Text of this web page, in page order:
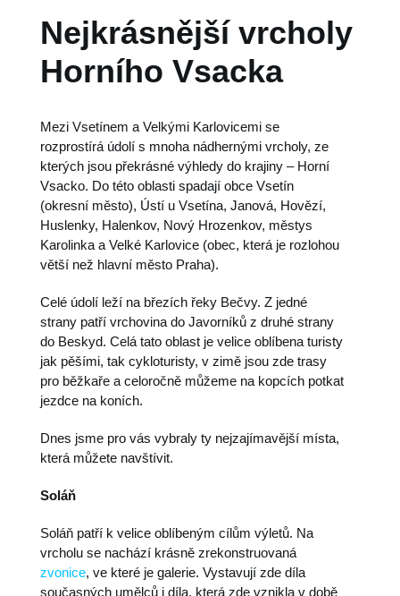
Nejkrásnější vrcholy
Horního Vsacka
Mezi Vsetínem a Velkými Karlovicemi se
rozprostírá údolí s mnoha nádhernými vrcholy, ze
kterých jsou překrásné výhledy do krajiny – Horní
Vsacko. Do této oblasti spadají obce Vsetín
(okresní město), Ústí u Vsetína, Janová, Hovězí,
Huslenky, Halenkov, Nový Hrozenkov, městys
Karolinka a Velké Karlovice (obec, která je rozlohou
větší než hlavní město Praha).
Celé údolí leží na březích řeky Bečvy. Z jedné
strany patří vrchovina do Javorníků z druhé strany
do Beskyd. Celá tato oblast je velice oblíbena turisty
jak pěšími, tak cykloturisty, v zimě jsou zde trasy
pro běžkaře a celoročně můžeme na kopcích potkat
jezdce na koních.
Dnes jsme pro vás vybraly ty nejzajímavější místa,
která můžete navštívit.
Soláň
Soláň patří k velice oblíbeným cílům výletů. Na
vrcholu se nachází krásně zrekonstruovaná
zvonice, ve které je galerie. Vystavují zde díla
současných umělců i díla, která zde vznikla v době